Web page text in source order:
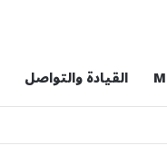
القيادة والتواصل